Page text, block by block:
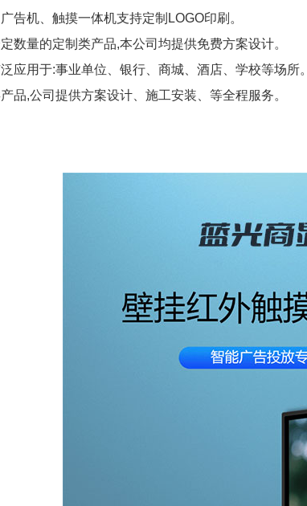
告机、触摸一体机支持定制LOGO印刷。
数量的定制类产品,本公司均提供免费方案设计。
应用于:事业单位、银行、商城、酒店、学校等场所。
品,公司提供方案设计、施工安装、等全程服务。